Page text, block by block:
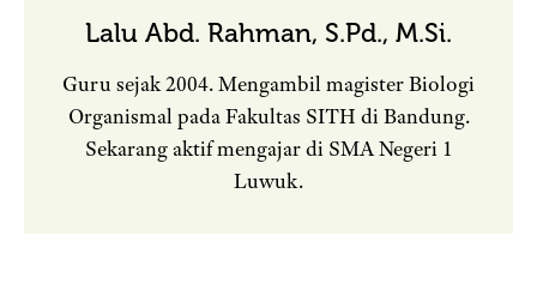
Lalu Abd. Rahman, S.Pd., M.Si.
Guru sejak 2004. Mengambil magister Biologi
Organismal pada Fakultas SITH di Bandung.
Sekarang aktif mengajar di SMA Negeri 1
Luwuk.